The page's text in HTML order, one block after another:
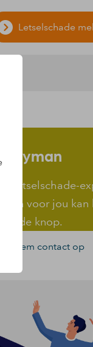
Letselschade
letselschade-
voor jou kan
knop.
Neem contact op